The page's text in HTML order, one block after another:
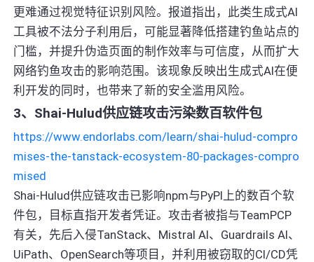
更难通过视觉特征识别风险。报道指出，此类生成式AI
工具被不法分子利用后，可能显著降低搭建钓鱼站点的
门槛，并提升伪造页面的制作效率与可信度，从而扩大
网络钓鱼攻击的影响范围。该现象反映出生成式AI在便
利开发的同时，也带来了新的安全滥用风险。
3、Shai-Hulud供应链攻击污染数百软件包
https://www.endorlabs.com/learn/shai-hulud-compro
mises-the-tanstack-ecosystem-80-packages-compro
mised
Shai-Hulud供应链攻击已影响npm与PyPI上的数百个软
件包，目标直指开发者凭证。攻击者被指与TeamPCP
有关，先后入侵TanStack、Mistral AI、Guardrails AI、
UiPath、OpenSearch等项目，并利用被窃取的CI/CD凭